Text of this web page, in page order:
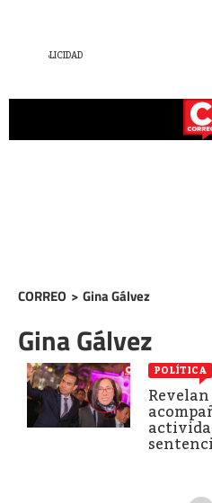
CORREO > Gina Gálvez
Gina Gálvez
POLÍTICA
Revelan